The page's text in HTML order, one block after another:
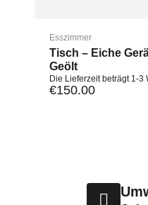
Esszimmer
Tisch – Eiche
Geölt
Die Lieferzeit beträgt 1-3
€150.00